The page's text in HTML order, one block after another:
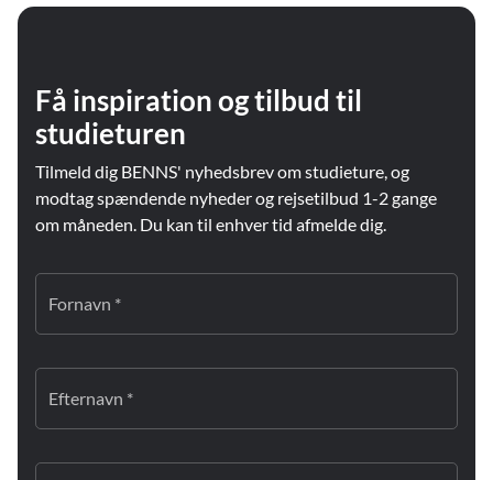
Få inspiration og tilbud til
studieturen
Tilmeld dig BENNS' nyhedsbrev om studieture, og
modtag spændende nyheder og rejsetilbud 1-2 gange
om måneden. Du kan til enhver tid afmelde dig.
Fornavn *
Efternavn *